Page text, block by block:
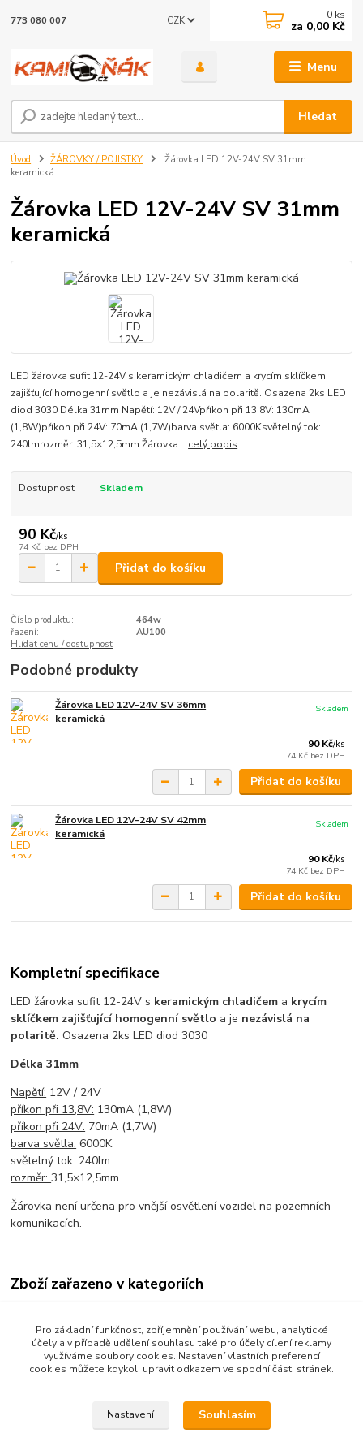
Menu
CZK
Hledat
773 080 007 0 ks
za 0,00 Kč
Úvod ŽÁROVKY / POJISTKY
Žárovka LED 12V-24V SV 31mm
keramická
Žárovka LED 12V-24V SV 31mm
keramická
LED žárovka sufit 12-24V s keramickým chladičem a krycím sklíčkem
zajišťující homogenní světlo a je nezávislá na polaritě. Osazena 2ks LED
diod 3030 Délka 31mm Napětí: 12V / 24Vpříkon při 13,8V: 130mA
(1,8W)příkon při 24V: 70mA (1,7W)barva světla: 6000Ksvětelný tok:
240lmrozměr: 31,5×12,5mm Žárovka... celý popis
Dostupnost Skladem
90 Kč/ks
74 Kč bez DPH
Přidat do košíku
Číslo produktu:
464w
řazení:
AU100
Hlídat cenu / dostupnost
Podobné produkty
Žárovka LED 12V-24V SV 36mm
keramická
90 Kč/ks
74 Kč bez DPH
Skladem
Přidat do košíku
Žárovka LED 12V-24V SV 42mm
keramická
90 Kč/ks
74 Kč bez DPH
Skladem
Přidat do košíku
Kompletní specifikace
LED žárovka sufit 12-24V s keramickým chladičem a krycím
sklíčkem zajišťující homogenní světlo a je nezávislá na
polaritě.Osazena 2ks LED diod 3030
Délka 31mm
Napětí: 12V / 24V
příkon při 13,8V: 130mA (1,8W)
příkon při 24V: 70mA (1,7W)
barva světla: 6000K
světelný tok: 240lm
rozměr:31,5×12,5mm
Žárovka není určena pro vnější osvětlení vozidel na pozemních
komunikacích.
Zboží zařazeno v kategoriích
Žárovky - LED
12V
Pro základní funkčnost, zpříjemnění používání webu, analytické
účely a v případě udělení souhlasu také pro účely cílení reklamy
využíváme soubory cookies. Nastavení vlastních preferencí
cookies můžete kdykoli upravit odkazem ve spodní části stránek.
Nastavení Souhlasím